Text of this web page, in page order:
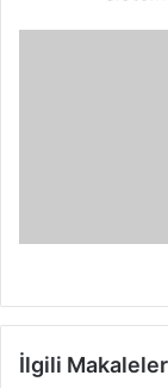
İlgili Makaleler